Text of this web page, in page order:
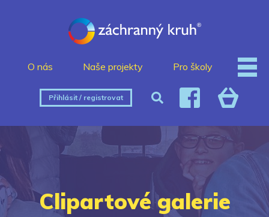
O nás Naše projekty Pro školy
Přihlásit / registrovat
Clipartové galerie